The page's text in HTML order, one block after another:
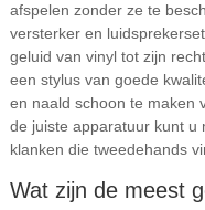
afspelen zonder ze te
versterker en
geluid van vinyl tot zijn
een stylus van goede
en naald schoon te maken
de juiste apparatuur kunt u
klanken die tweedehands
Wat zijn de meest